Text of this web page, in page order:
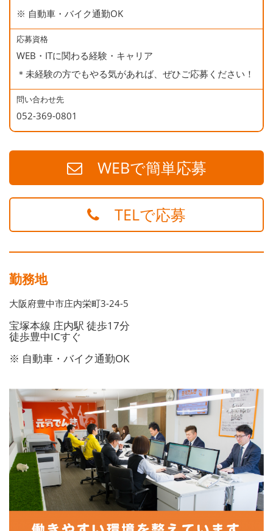
※ 自動車・バイク通勤OK
応募資格
WEB・ITに関わる経験・キャリア
＊未経験の方でもやる気があれば、ぜひご応募ください！
問い合わせ先
052-369-0801
WEBで簡単応募
TELで応募
勤務地
大阪府豊中市庄内栄町3-24-5
宝塚本線 庄内駅 徒歩17分
徒歩豊中ICすぐ
※ 自動車・バイク通勤OK